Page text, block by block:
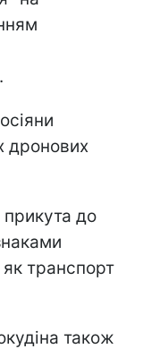
дронових
прикута до
як транспорт
також